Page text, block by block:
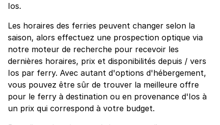
Ios.
Les horaires des ferries peuvent changer selon la
saison, alors effectuez une prospection optique via
notre moteur de recherche pour recevoir les
dernières horaires, prix et disponibilités depuis / vers
Ios par ferry. Avec autant d'options d'hébergement,
vous pouvez être sûr de trouver la meilleure offre
pour le ferry à destination ou en provenance d'Ios à
un prix qui correspond à votre budget.